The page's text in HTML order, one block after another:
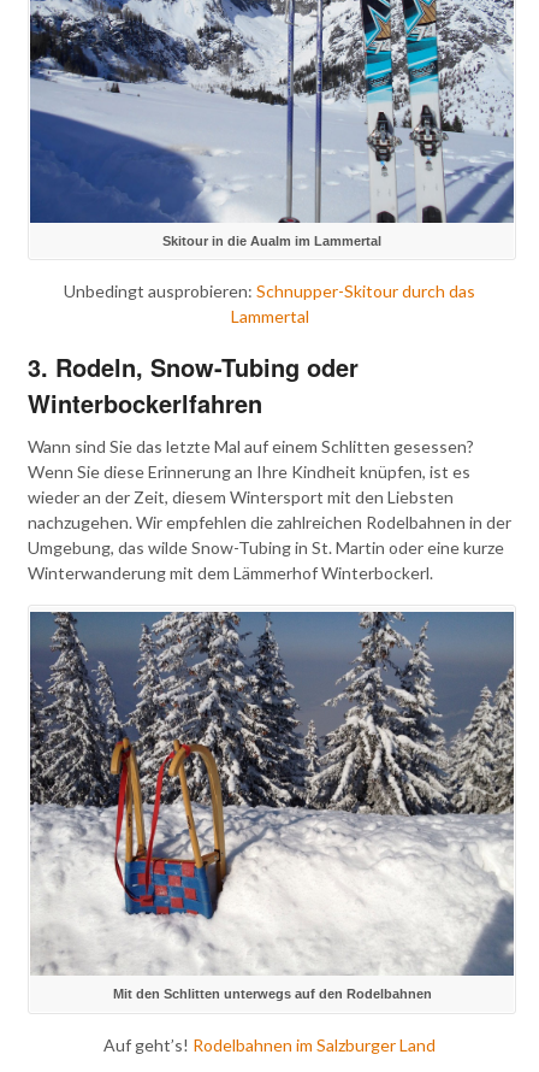
Skitour in die Aualm im Lammertal
Unbedingt ausprobieren: Schnupper-Skitour durch das
Lammertal
3. Rodeln, Snow-Tubing oder
Winterbockerlfahren
Wann sind Sie das letzte Mal auf einem Schlitten gesessen?
Wenn Sie diese Erinnerung an Ihre Kindheit knüpfen, ist es
wieder an der Zeit, diesem Wintersport mit den Liebsten
nachzugehen. Wir empfehlen die zahlreichen Rodelbahnen in der
Umgebung, das wilde Snow-Tubing in St. Martin oder eine kurze
Winterwanderung mit dem Lämmerhof Winterbockerl.
Mit den Schlitten unterwegs auf den Rodelbahnen
Auf geht’s! Rodelbahnen im Salzburger Land